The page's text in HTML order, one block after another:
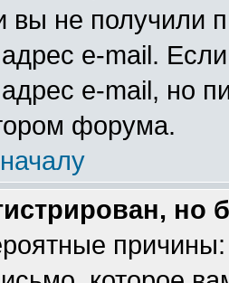
вы не получили
e-mail.
e-mail, но
форума.
но